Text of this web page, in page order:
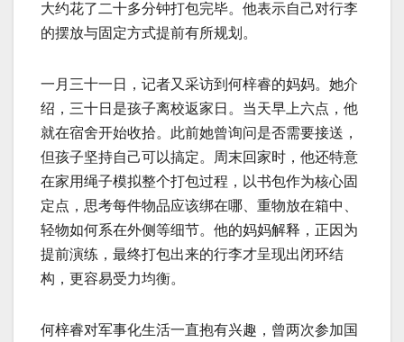
大约花了二十多分钟打包完毕。他表示自己对行李
的摆放与固定方式提前有所规划。
一月三十一日，记者又采访到何梓睿的妈妈。她介
绍，三十日是孩子离校返家日。当天早上六点，他
就在宿舍开始收拾。此前她曾询问是否需要接送，
但孩子坚持自己可以搞定。周末回家时，他还特意
在家用绳子模拟整个打包过程，以书包作为核心固
定点，思考每件物品应该绑在哪、重物放在箱中、
轻物如何系在外侧等细节。他的妈妈解释，正因为
提前演练，最终打包出来的行李才呈现出闭环结
构，更容易受力均衡。
何梓睿对军事化生活一直抱有兴趣，曾两次参加国